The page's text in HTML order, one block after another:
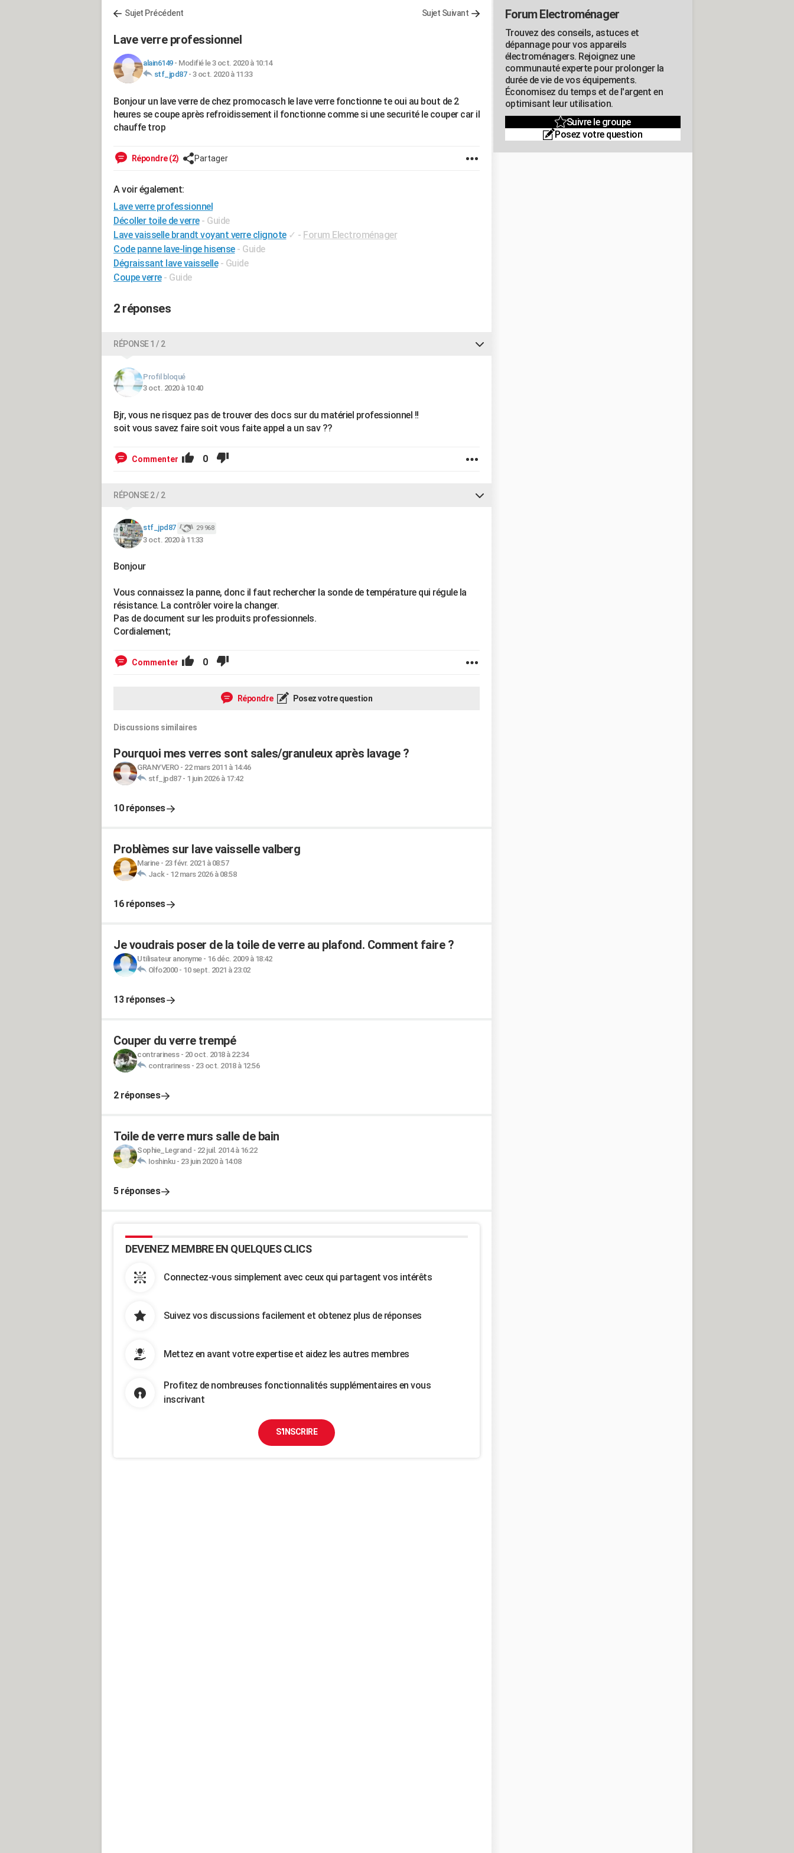
Sujet Précédent Sujet Suivant
Lave verre professionnel
alain6149- Modifié le 3 oct. 2020 à 10:14
stf_jpd87- 3 oct. 2020 à 11:33
Bonjour un lave verre de chez promocasch le lave verre fonctionne te oui au bout de 2
heures se coupe après refroidissement il fonctionne comme si une securité le couper car il
chauffe trop
Répondre (2) Partager
A voir également:
Lave verre professionnel
Décoller toile de verre - Guide
Lave vaisselle brandt voyant verre clignote ✓ - Forum Electroménager
Code panne lave-linge hisense - Guide
Dégraissant lave vaisselle - Guide
Coupe verre - Guide
2 réponses
RÉPONSE 1 / 2
Profil bloqué
3 oct. 2020 à 10:40
Bjr, vous ne risquez pas de trouver des docs sur du matériel professionnel !!
soit vous savez faire soit vous faite appel a un sav ??
Commenter 0
RÉPONSE 2 / 2
stf_jpd87 29 968
3 oct. 2020 à 11:33
Bonjour
Vous connaissez la panne, donc il faut rechercher la sonde de température qui régule la
résistance. La contrôler voire la changer.
Pas de document sur les produits professionnels.
Cordialement;
Commenter 0
Répondre Posez votre question
Discussions similaires
Pourquoi mes verres sont sales/granuleux après lavage ?
GRANYVERO- 22 mars 2011 à 14:46
stf_jpd87- 1 juin 2026 à 17:42
10 réponses
Problèmes sur lave vaisselle valberg
Marine- 23 févr. 2021 à 08:57
Jack- 12 mars 2026 à 08:58
16 réponses
Je voudrais poser de la toile de verre au plafond. Comment faire ?
Utilisateur anonyme- 16 déc. 2009 à 18:42
Olfo2000- 10 sept. 2021 à 23:02
13 réponses
Couper du verre trempé
contrariness- 20 oct. 2018 à 22:34
contrariness- 23 oct. 2018 à 12:56
2 réponses
Toile de verre murs salle de bain
Sophie_Legrand - 22 juil. 2014 à 16:22
Ioshinku- 23 juin 2020 à 14:08
5 réponses
DEVENEZ MEMBRE EN QUELQUES CLICS
Connectez-vous simplement avec ceux qui partagent vos intérêts
Suivez vos discussions facilement et obtenez plus de réponses
Mettez en avant votre expertise et aidez les autres membres
Profitez de nombreuses fonctionnalités supplémentaires en vous
inscrivant
S'INSCRIRE
Forum Electroménager
Trouvez des conseils, astuces et
dépannage pour vos appareils
électroménagers. Rejoignez une
communauté experte pour prolonger la
durée de vie de vos équipements.
Économisez du temps et de l'argent en
optimisant leur utilisation.
Suivre le groupe
Posez votre question